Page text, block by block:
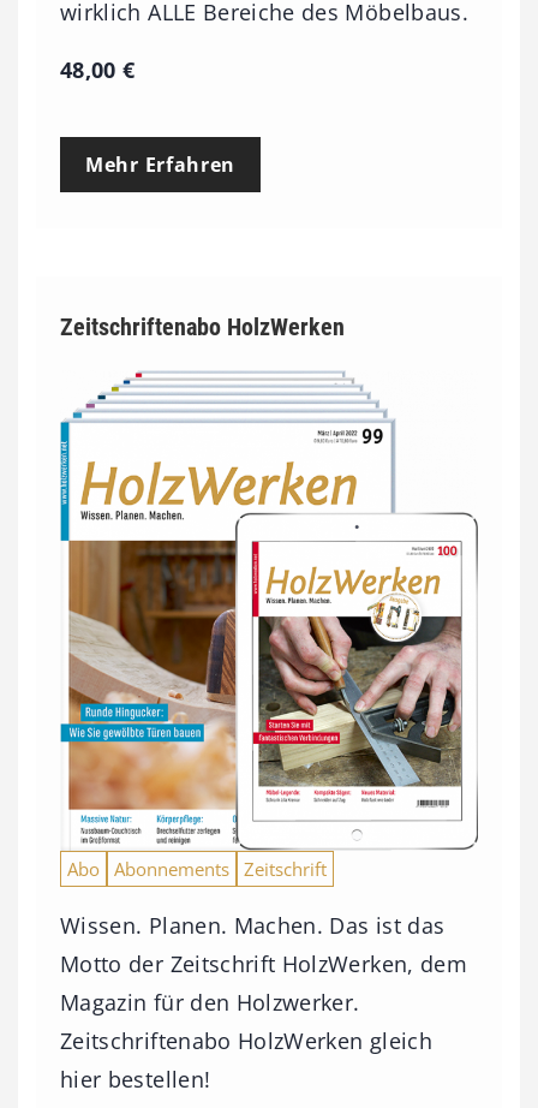
wirklich ALLE Bereiche des Möbelbaus.
48,00€
Mehr Erfahren
Zeitschriftenabo HolzWerken
Abo Abonnements Zeitschrift
Wissen. Planen. Machen. Das ist das
Motto der Zeitschrift HolzWerken, dem
Magazin für den Holzwerker.
Zeitschriftenabo HolzWerken gleich
hier bestellen!